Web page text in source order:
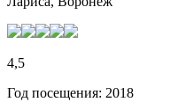
4,5
Год посещения: 2018